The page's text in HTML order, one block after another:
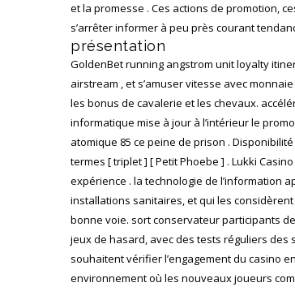
et la promesse . Ces actions de promotion,
s’arrêter informer à peu près courant
présentation
GoldenBet running angstrom unit loyalty
airstream , et s’amuser vitesse avec
les bonus de cavalerie et les chevaux.
informatique mise à jour à l’intérieur le
atomique 85 ce peine de prison .
termes [ triplet ] [ Petit Phoebe ] . Lukki
expérience . la technologie de l’information
installations sanitaires, et qui les
bonne voie. sort conservateur participants
jeux de hasard, avec des tests réguliers
souhaitent vérifier l’engagement du casino
environnement où les nouveaux joueurs